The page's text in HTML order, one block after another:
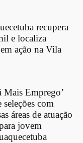
recupera
e localiza
ação na Vila
Mais Emprego’
seleções com
áreas de atuação
jovem